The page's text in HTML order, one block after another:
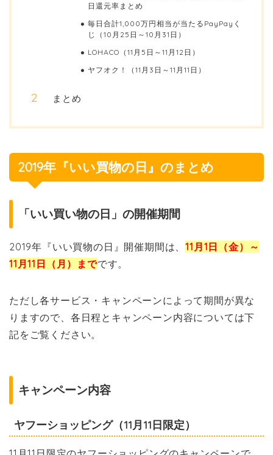
日還元率まとめ
毎日合計1,000万円相当が当たるPayPayく
じ（10月25日～10月31日）
LOHACO（11月5日～11月12日）
ヤフオク！（11月3日～11月11日）
まとめ
2019年『いい買物の日』のまとめ
「いい買い物の日」の開催期間
2019年『いい買物の日』開催期間は、11月1日（金）～
11月11日（月）までです。
ただし各サービス・キャンペーンによって期間が異な
りますので、各日程とキャンペーン内容については下
記をご覧ください。
キャンペーン内容
ヤフーショッピング（11月11日限定）